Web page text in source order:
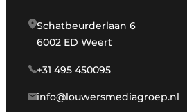
Schatbeurderlaan 6
6002 ED Weert
+31 495 450095
info@louwersmediagroep.nl